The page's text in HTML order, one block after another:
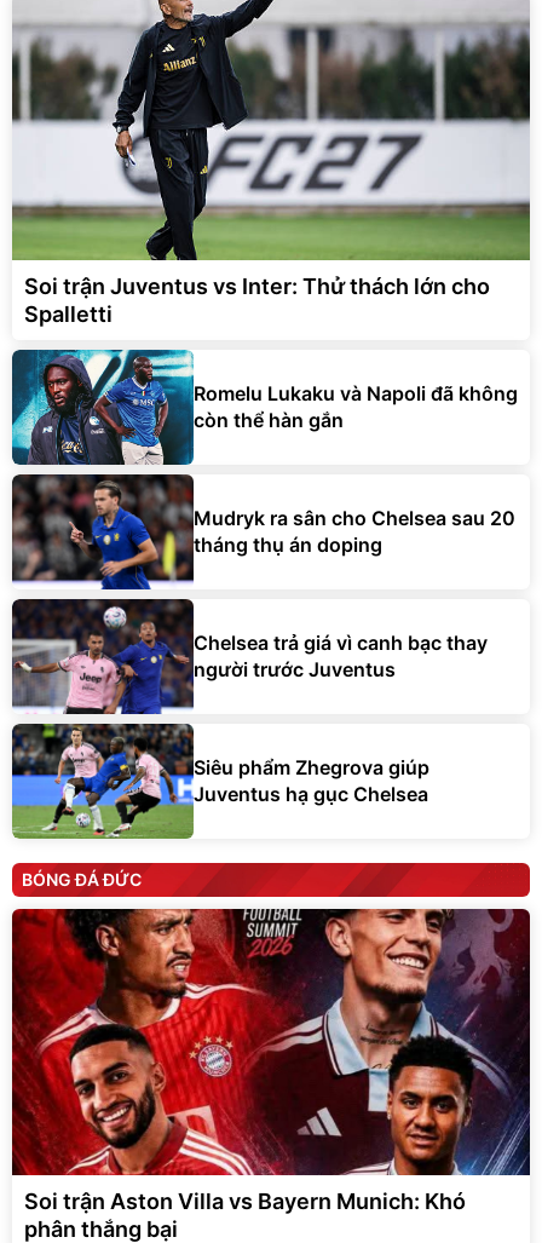
Soi trận Juventus vs Inter: Thử thách lớn cho
Spalletti
Romelu Lukaku và Napoli đã không
còn thể hàn gắn
Mudryk ra sân cho Chelsea sau 20
tháng thụ án doping
Chelsea trả giá vì canh bạc thay
người trước Juventus
Siêu phẩm Zhegrova giúp
Juventus hạ gục Chelsea
BÓNG ĐÁ ĐỨC
Soi trận Aston Villa vs Bayern Munich: Khó
phân thắng bại